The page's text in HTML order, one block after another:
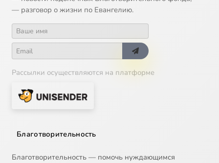
— разговор о жизни по Евангелию.
Рассылки осуществляются на платформе
Благотворительность
Благотворительность — помочь нуждающимся